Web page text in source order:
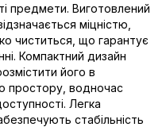
предмети. Виготовлений
міцністю,
чиститься, що гарантує
Компактний дизайн
його в
простору, водночас
Легка
стабільність